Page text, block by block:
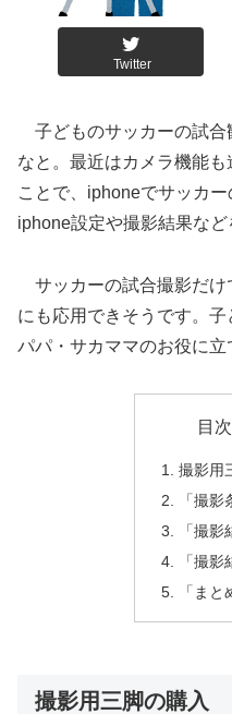
Twitter
子どものサッカーの試合
なと。最近はカメラ機能
ことで、iphoneでサッカー
iphone設定や撮影結果など
サッカーの試合撮影だけ
にも応用できそうです。
パパ・サカママのお役に立
目次
撮影用
「撮影
「撮
「撮
「まと
撮影用三脚の購入